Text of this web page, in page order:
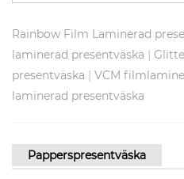
Rainbow Film Laminerad
laminerad presentväska |
presentväska | VCM
laminerad presentväska
Papperspresentväska